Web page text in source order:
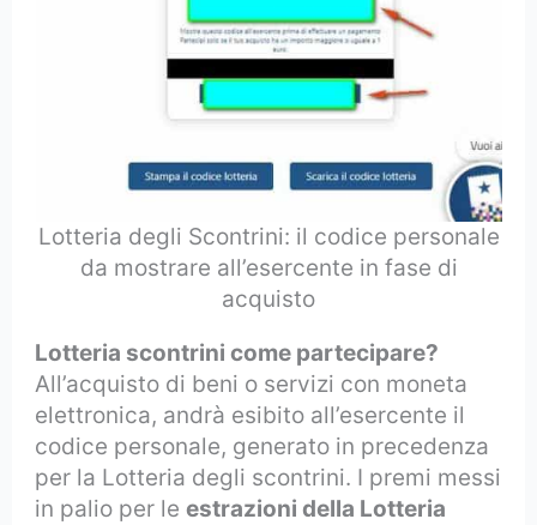
Lotteria degli Scontrini: il codice personale
da mostrare all’esercente in fase di
acquisto
Lotteria scontrini come partecipare?
All’acquisto di beni o servizi con moneta
elettronica, andrà esibito all’esercente il
codice personale, generato in precedenza
per la Lotteria degli scontrini. I premi messi
in palio per leestrazioni della Lotteria